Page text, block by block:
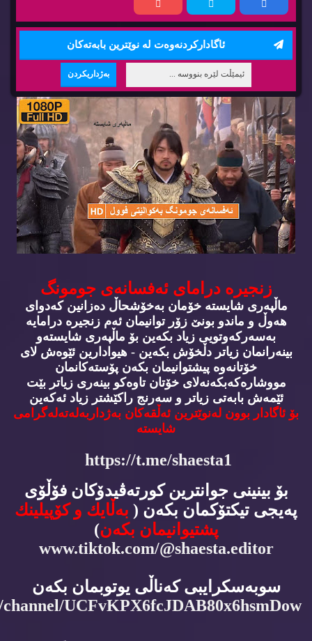
ئاگاداركردنه‌وه‌ت له‌ نوێترین بابه‌ته‌كان
زنجیره‌ درامای ئه‌فسانه‌ی جومونگ
ماڵپه‌ری شایسته‌ خۆمان به‌خۆشحاڵ ده‌زانین كه‌دوای
هه‌وڵ و ماندو بونێ زۆر توانیمان ئه‌م زنجیره‌ درامایه‌
به‌سه‌ركه‌وتویی زیاد بكه‌ین بۆ ماڵپه‌ری شایسته‌و
بینه‌رانمان زیاتر دڵخۆش بكه‌ین - هیوادارین ئێوه‌ش لای
خۆتانه‌وه‌ پیشتوانیمان بكه‌ن پۆسته‌كانمان
مووشاره‌كه‌بكه‌نه‌لای خۆتان تاوه‌كو بینه‌ری زیاتر بێت
ئێمه‌ش بابه‌تی زیاتر و سه‌رنج راكێشتر زیاد ئه‌كه‌ین
بۆ ئاگادار بوون له‌نوێترین ئه‌ڵقه‌كان به‌ژداربه‌له‌ته‌له‌گرامی
شایسته‌
https://t.me/shaesta1
بۆ بینینی جوانترین كورته‌ڤیدۆكان فۆڵۆی
په‌یجی تیكتۆكمان بكه‌ن ( به‌ڵایك و كۆپیلینك
پشتیوانیمان بكه‌ن)
www.tiktok.com/@shaesta.editor
سوبه‌سكرایبی كه‌ناڵی یوتوبمان بكه‌ن
UCFvKPX6fcJDAB80x6hsmDow